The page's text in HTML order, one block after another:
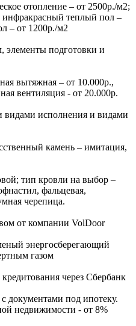
отопление – от 2500р./м2;
теплый пол –
– от 1200р./м2
элементы подготовки и
вытяжная – от 10.000р.,
вентиляция - от 20.000р.
исполнения и видами
камень – имитация,
тип кровли на выбор –
фальцевая,
черепица.
от компании VolDoor
энергосберегающий
газом
через Сбербанк
документами под ипотеку.
недвижимости - от 8%